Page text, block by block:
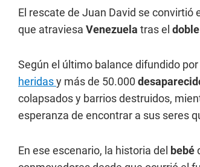
El rescate de Juan David se
que atraviesa Venezuela tras el doble
Según el último balance difundido por
heridasy más de 50.000
colapsados y barrios destruidos,
esperanza de encontrar a sus seres
En ese escenario, la historia del bebé